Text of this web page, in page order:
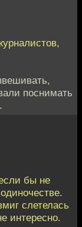
поснимать
бы не
слетелась
интересно.